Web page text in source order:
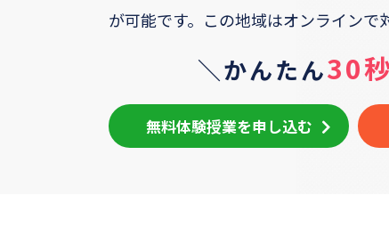
が可能です。 この地域はオンラインで
＼かんたん30
無料体験授業を申し込む